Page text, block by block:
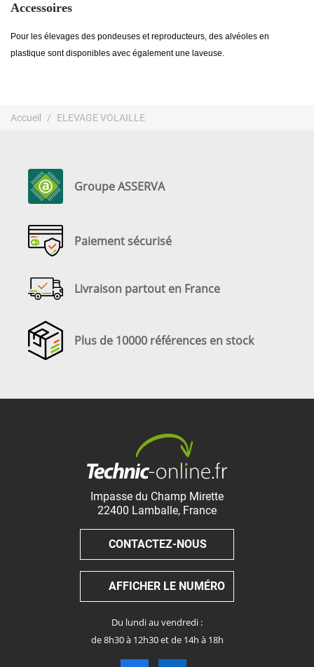
Accessoires
Pour les élevages des pondeuses et reproducteurs, des alvéoles en
plastique sont disponibles avec également une laveuse.
Accueil ELEVAGE VOLAILLE
Groupe ASSERVA
Paiement sécurisé
Livraison partout en France
Plus de 10000 références en stock
Impasse du Champ Mirette
22400 Lamballe, France
CONTACTEZ-NOUS
AFFICHER LE NUMÉRO
Du lundi au vendredi :
de 8h30 à 12h30 et de 14h à 18h